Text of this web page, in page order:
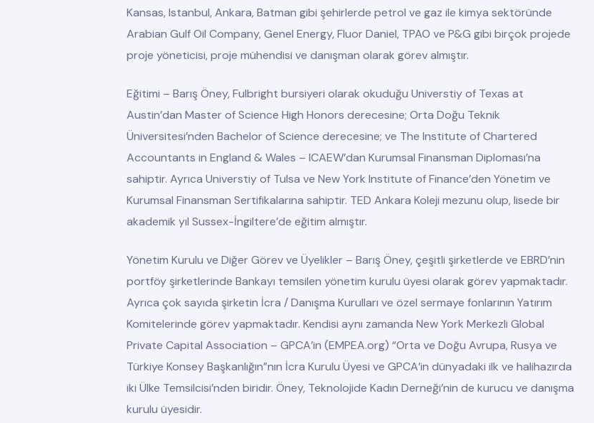
Kansas, Istanbul, Ankara, Batman gibi şehirlerde petrol ve gaz ile kimya sektöründe
Arabian Gulf Oil Company, Genel Energy, Fluor Daniel, TPAO ve P&G gibi birçok projede
proje yöneticisi, proje mühendisi ve danışman olarak görev almıştır.
Eğitimi – Barış Öney, Fulbright bursiyeri olarak okuduğu Universtiy of Texas at
Austin’dan Master of Science High Honors derecesine; Orta Doğu Teknik
Üniversitesi’nden Bachelor of Science derecesine; ve The Institute of Chartered
Accountants in England & Wales – ICAEW’dan Kurumsal Finansman Diploması’na
sahiptir. Ayrıca Universtiy of Tulsa ve New York Institute of Finance’den Yönetim ve
Kurumsal Finansman Sertifikalarına sahiptir. TED Ankara Koleji mezunu olup, lisede bir
akademik yıl Sussex-İngiltere’de eğitim almıştır.
Yönetim Kurulu ve Diğer Görev ve Üyelikler – Barış Öney, çeşitli şirketlerde ve EBRD’nin
portföy şirketlerinde Bankayı temsilen yönetim kurulu üyesi olarak görev yapmaktadır.
Ayrıca çok sayıda şirketin İcra / Danışma Kurulları ve özel sermaye fonlarının Yatırım
Komitelerinde görev yapmaktadır. Kendisi aynı zamanda New York Merkezli Global
Private Capital Association – GPCA’in (EMPEA.org) “Orta ve Doğu Avrupa, Rusya ve
Türkiye Konsey Başkanlığın”nın İcra Kurulu Üyesi ve GPCA’in dünyadaki ilk ve halihazırda
iki Ülke Temsilcisi’nden biridir. Öney, Teknolojide Kadın Derneği’nin de kurucu ve danışma
kurulu üyesidir.